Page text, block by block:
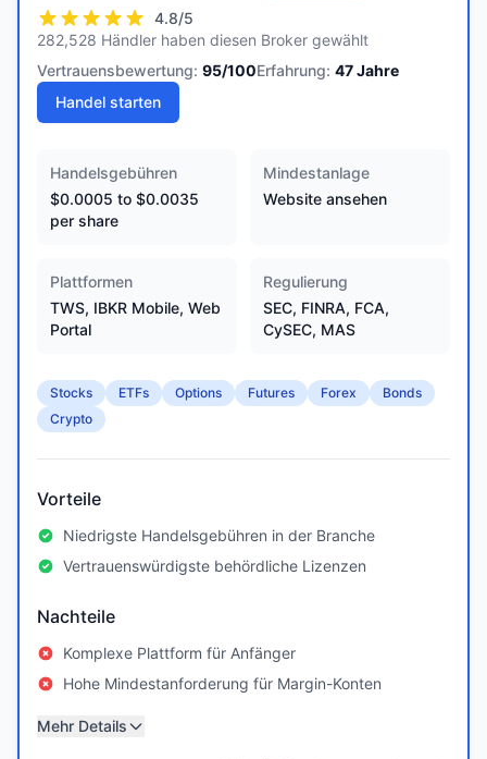
4.8/5
282,528 Händler haben diesen Broker gewählt
Vertrauensbewertung: 95/100Erfahrung: 47Jahre
Handel starten
Handelsgebühren
$0.0005 to $0.0035
per share
Mindestanlage
Website ansehen
Plattformen
TWS, IBKR Mobile, Web
Portal
Regulierung
SEC, FINRA, FCA,
CySEC, MAS
Stocks ETFs Options Futures Forex
Bonds
Crypto
Vorteile
Niedrigste Handelsgebühren in der Branche
Vertrauenswürdigste behördliche Lizenzen
Nachteile
Komplexe Plattform für Anfänger
Hohe Mindestanforderung für Margin-Konten
Mehr Details